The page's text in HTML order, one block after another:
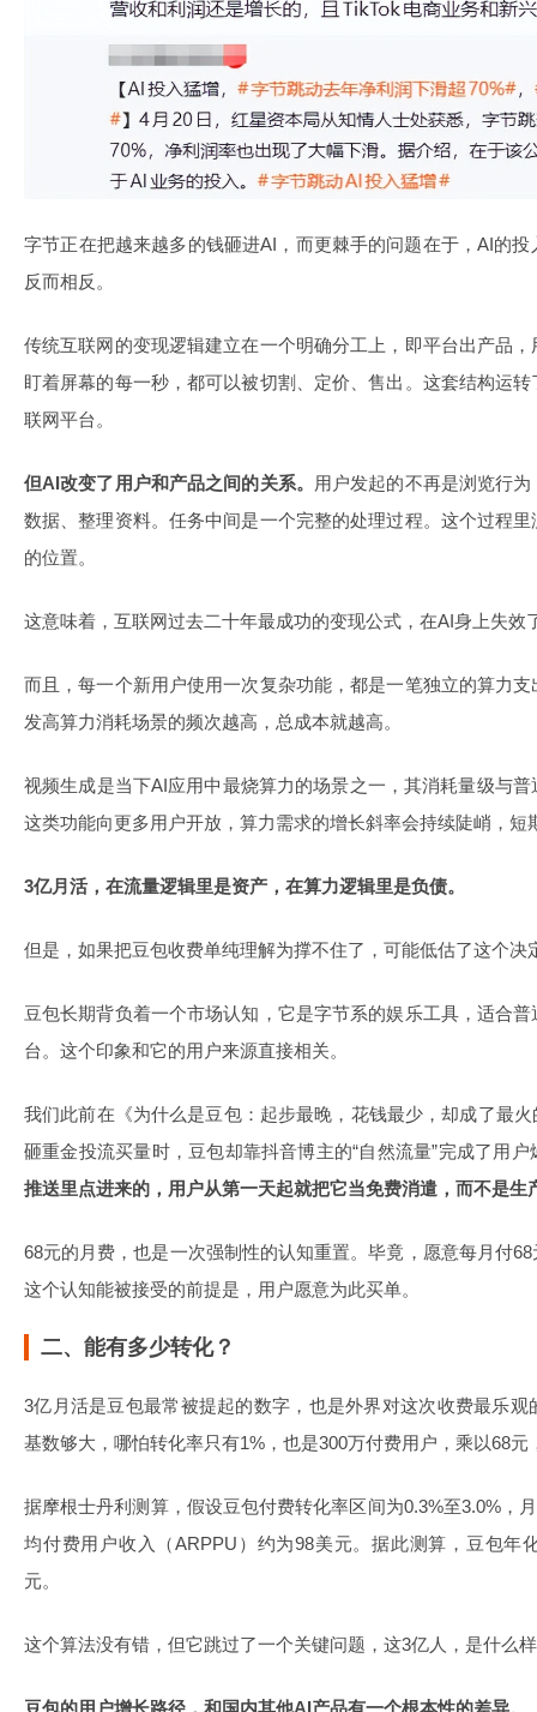
字节正在把越来越多的钱砸进AI，而更棘手的问题在于，AI的
反而相反。
传统互联网的变现逻辑建立在一个明确分工上，即平台出产品
盯着屏幕的每一秒，都可以被切割、定价、售出。这套结构运
联网平台。
但AI改变了用户和产品之间的关系。
用户发起的不再是浏览行
数据、整理资料。任务中间是一个完整的处理过程。这个过程
的位置。
这意味着，互联网过去二十年最成功的变现公式，在AI身上失效
而且，每一个新用户使用一次复杂功能，都是一笔独立的算力
发高算力消耗场景的频次越高，总成本就越高。
视频生成是当下AI应用中最烧算力的场景之一，其消耗量级与
这类功能向更多用户开放，算力需求的增长斜率会持续陡峭，短
3亿月活，在流量逻辑里是资产，在算力逻辑里是负债。
但是，如果把豆包收费单纯理解为撑不住了，可能低估了这个决
豆包长期背负着一个市场认知，它是字节系的娱乐工具，适合
台。这个印象和它的用户来源直接相关。
我们此前在《为什么是豆包：起步最晚，花钱最少，却成了最
砸重金投流买量时，豆包却靠抖音博主的“自然流量”完成了用户
推送里点进来的，用户从第一天起就把它当免费消遣，而不是生
68元的月费，也是一次强制性的认知重置。毕竟，愿意每月付
这个认知能被接受的前提是，用户愿意为此买单。
二、能有多少转化？
3亿月活是豆包最常被提起的数字，也是外界对这次收费最乐
基数够大，哪怕转化率只有1%，也是300万付费用户，乘以68元
据摩根士丹利测算，假设豆包付费转化率区间为0.3%至3.0%，
均付费用户收入（ARPPU）约为98美元。据此测算，豆包年
元。
这个算法没有错，但它跳过了一个关键问题，这3亿人，是什么
豆包的用户增长路径，和国内其他AI产品有一个根本性的差异。